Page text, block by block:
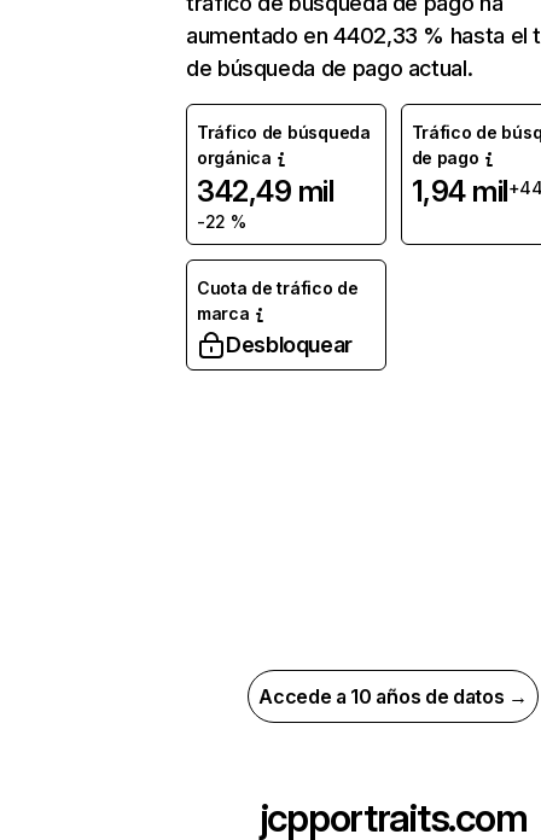
aumentado en 4402,33 % hasta el
de búsqueda de pago actual.
Tráfico de búsqueda
orgánica
342,49 mil
-22 %
Tráfico de
de pago
1,94 mil
Cuota de tráfico de
marca
Desbloquear
Accede a 10 años de datos →
jcpportraits.com